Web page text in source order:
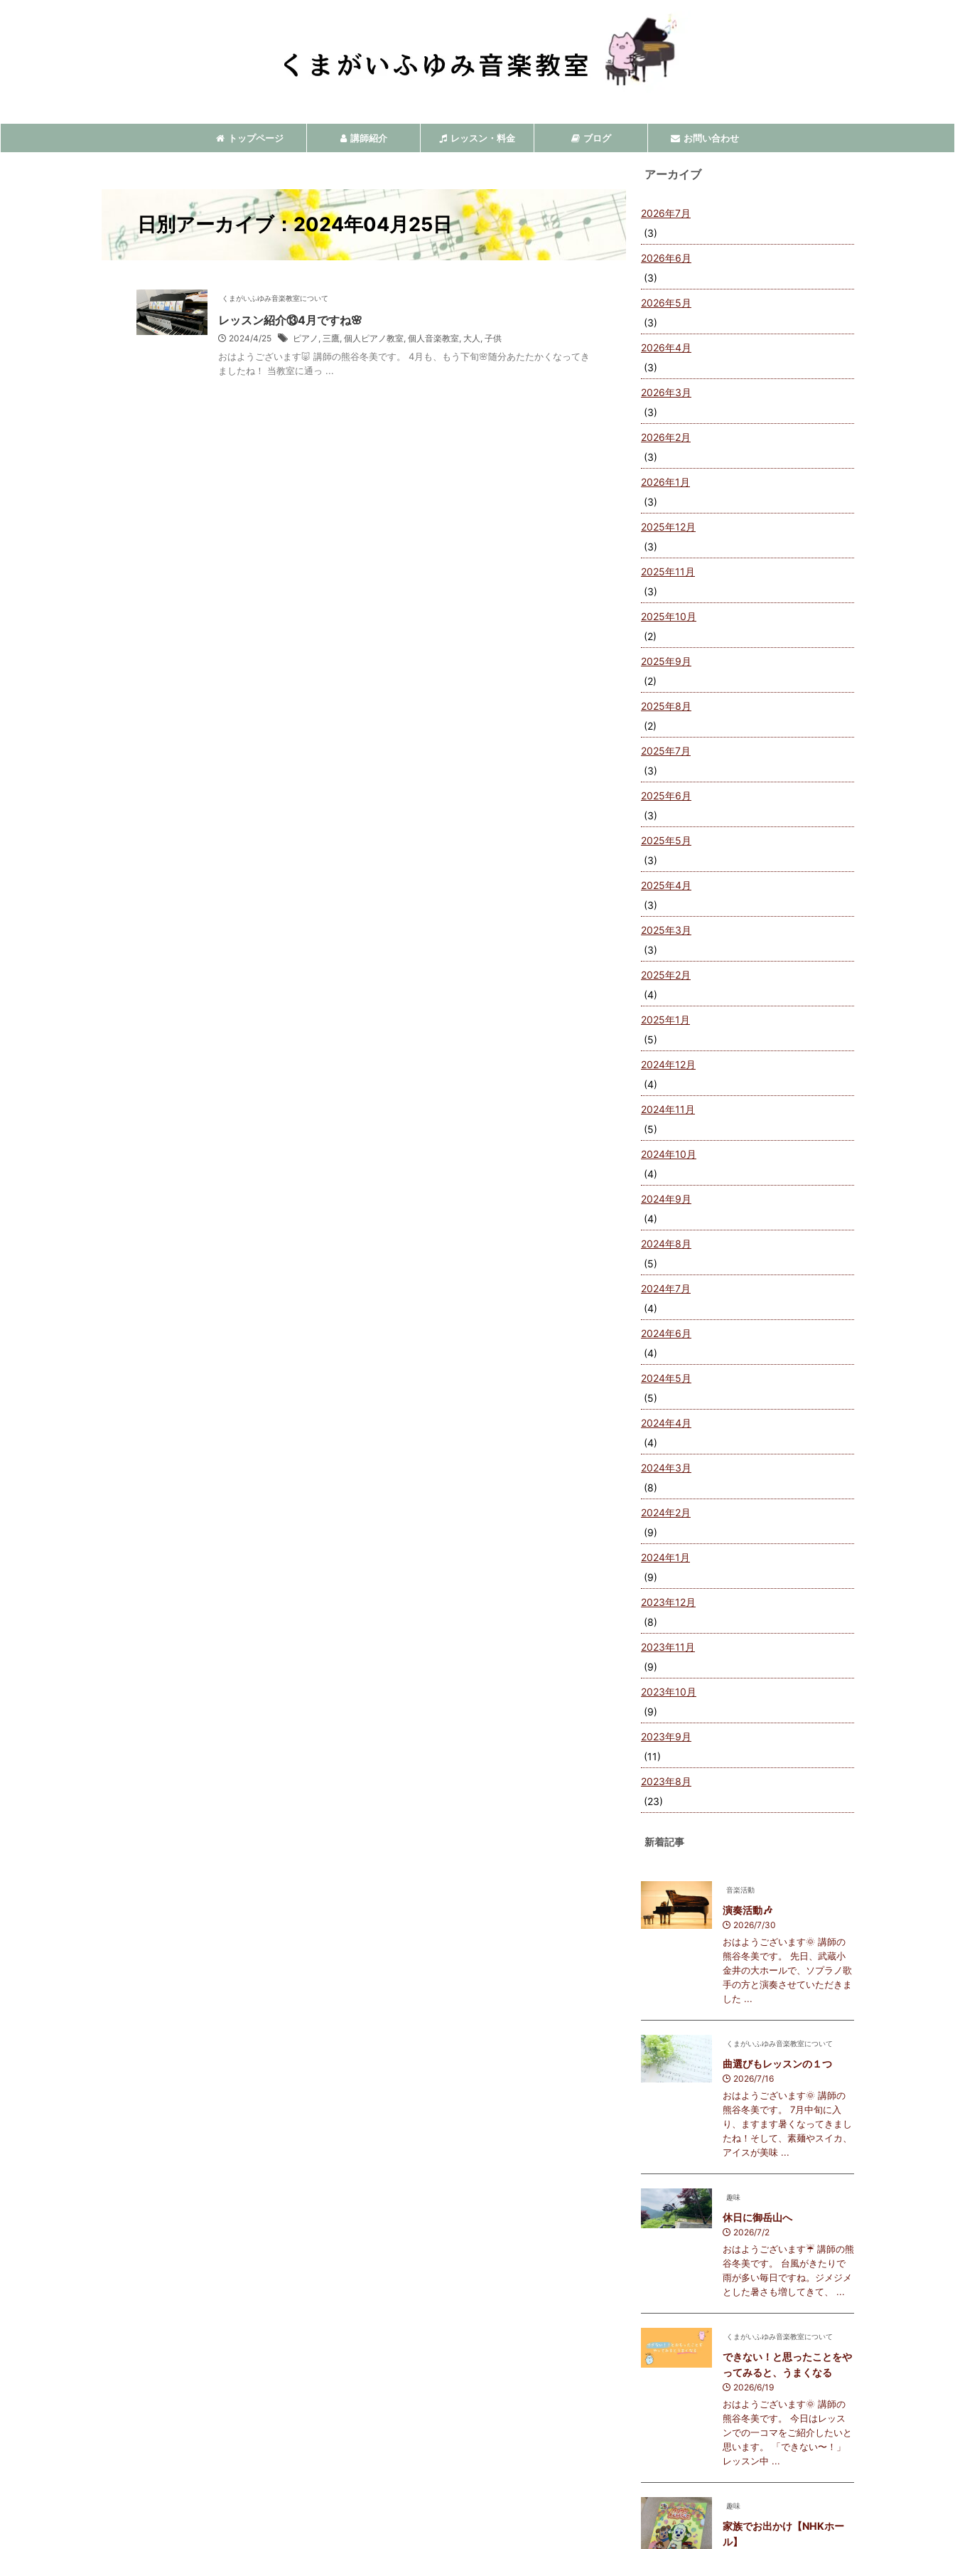
トップページ 講師紹介 レッスン・料金 ブログ お問い合わせ
日別アーカイブ：2024年04月25日
くまがいふゆみ音楽教室について
レッスン紹介⑬4月ですね🌸
2024/4/25 ピアノ , 三鷹, 個人ピアノ教室, 個人音楽教室, 大人 , 子供
おはようございます🐷 講師の熊谷冬美です。 4月も、もう下旬🌸随分あたたかくなってき
ましたね！ 当教室に通っ ...
アーカイブ
2026年7月
(3)
2026年6月
(3)
2026年5月
(3)
2026年4月
(3)
2026年3月
(3)
2026年2月
(3)
2026年1月
(3)
2025年12月
(3)
2025年11月
(3)
2025年10月
(2)
2025年9月
(2)
2025年8月
(2)
2025年7月
(3)
2025年6月
(3)
2025年5月
(3)
2025年4月
(3)
2025年3月
(3)
2025年2月
(4)
2025年1月
(5)
2024年12月
(4)
2024年11月
(5)
2024年10月
(4)
2024年9月
(4)
2024年8月
(5)
2024年7月
(4)
2024年6月
(4)
2024年5月
(5)
2024年4月
(4)
2024年3月
(8)
2024年2月
(9)
2024年1月
(9)
2023年12月
(8)
2023年11月
(9)
2023年10月
(9)
2023年9月
(11)
2023年8月
(23)
新着記事
音楽活動
演奏活動🎶
2026/7/30
おはようございます🌞 講師の
熊谷冬美です。 先日、武蔵小
金井の大ホールで、ソプラノ歌
手の方と演奏させていただきま
した ...
くまがいふゆみ音楽教室について
曲選びもレッスンの１つ
2026/7/16
おはようございます🌞 講師の
熊谷冬美です。 7月中旬に入
り、ますます暑くなってきまし
たね！そして、素麺やスイカ、
アイスが美味 ...
趣味
休日に御岳山へ
2026/7/2
おはようございます☔️ 講師の熊
谷冬美です。 台風がきたりで
雨が多い毎日ですね。ジメジメ
とした暑さも増してきて、 ...
くまがいふゆみ音楽教室について
できない！と思ったことをや
ってみると、うまくなる
2026/6/19
おはようございます🌞 講師の
熊谷冬美です。 今日はレッス
ンでの一コマをご紹介したいと
思います。 「できない〜！」
レッスン中 ...
趣味
家族でお出かけ【NHKホー
ル】